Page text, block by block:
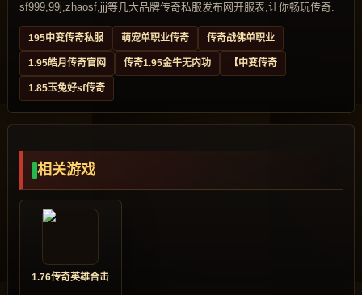
sf999,99j,zhaosf,jjj等几大品牌传奇私服发布网开服表,让你畅玩传奇.
195中变传奇私服 萌宠单职业传奇 传奇战佛单职业
1.95皓月传奇官网 传奇1.95金牛无内功 【中变传奇
1.85玉兔好sf传奇
相关游戏
1.76传奇英雄合击